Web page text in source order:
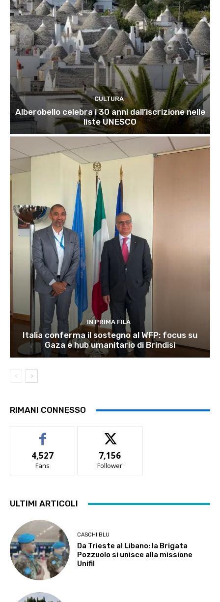
CULTURA
Alberobello celebra i 30 anni dall’iscrizione nelle
liste UNESCO
IN PRIMA FILA
Italia conferma il sostegno al WFP: focus su
Gaza e hub umanitario di Brindisi
RIMANI CONNESSO
4,527
Fans
7,156
Follower
ULTIMI ARTICOLI
CASCHI BLU
Da Trieste al Libano: la Brigata
Pozzuolo si unisce alla missione
Unifil